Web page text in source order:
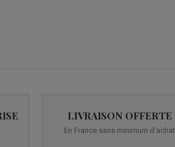
LIVRAISON OFFERTE
En France sans minimum d'achat